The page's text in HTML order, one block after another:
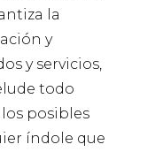
la
y
y servicios,
todo
posibles
índole que